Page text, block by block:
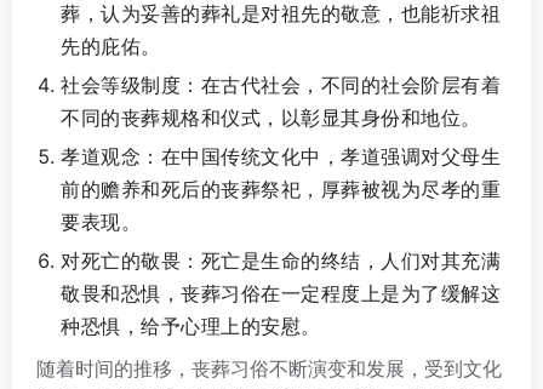
葬，认为妥善的葬礼是对祖先的敬意，也能祈求祖
先的庇佑。
社会等级制度：在古代社会，不同的社会阶层有着
不同的丧葬规格和仪式，以彰显其身份和地位。
孝道观念：在中国传统文化中，孝道强调对父母生
前的赡养和死后的丧葬祭祀，厚葬被视为尽孝的重
要表现。
对死亡的敬畏：死亡是生命的终结，人们对其充满
敬畏和恐惧，丧葬习俗在一定程度上是为了缓解这
种恐惧，给予心理上的安慰。
随着时间的推移，丧葬习俗不断演变和发展，受到文化